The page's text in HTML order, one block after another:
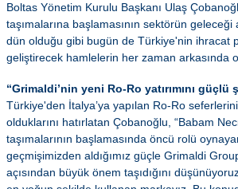
Boltas Yönetim Kurulu Başkanı Ulaş
taşımalarına başlamasının sektörün
dün olduğu gibi bugün de Türkiye'nin ihracat
geliştirecek hamlelerin her zaman arkasında
“Grimaldi’nin yeni Ro-Ro yatırımını
Türkiye'den İtalya’ya yapılan Ro-Ro
olduklarını hatırlatan Çobanoğlu, “Babam
taşımalarının başlamasında öncü rolü
geçmişimizden aldığımız güçle Grimaldi
açısından büyük önem taşıdığını